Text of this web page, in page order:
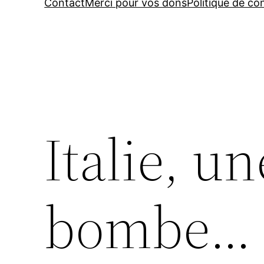
ContactMerci pour vos donsPolitique de
Italie,
bombe…